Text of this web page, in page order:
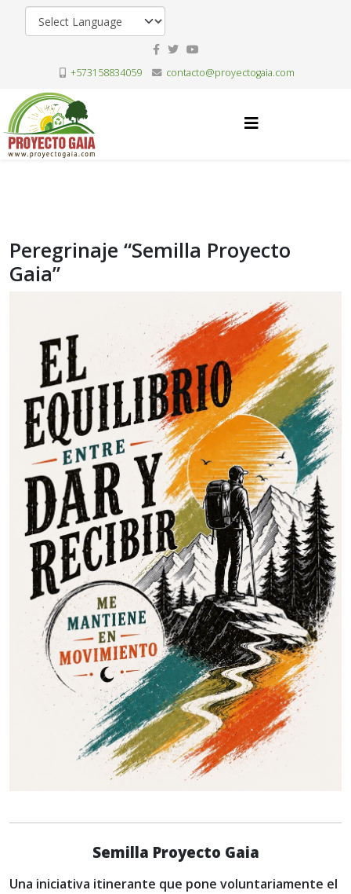
+573158834059 contacto@proyectogaia.com
Peregrinaje “Semilla Proyecto
Gaia”
Semilla Proyecto Gaia
Una iniciativa itinerante que pone voluntariamente el